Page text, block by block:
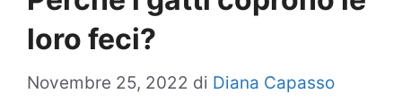
loro feci?
Novembre 25, 2022 di Diana Capasso